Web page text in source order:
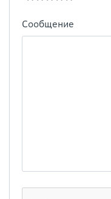
Сообщение